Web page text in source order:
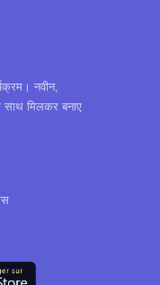
नवीन,
साथ मिलकर बनाए